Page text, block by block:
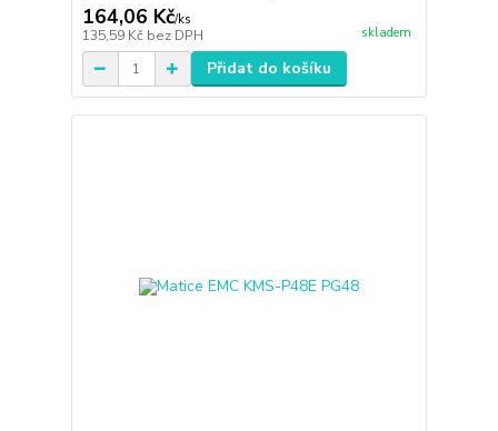
164,06 Kč/ks
135,59 Kč bez DPH skladem
Přidat do košíku